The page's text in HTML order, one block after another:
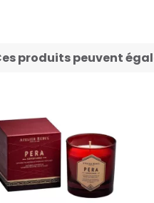
produits peuvent